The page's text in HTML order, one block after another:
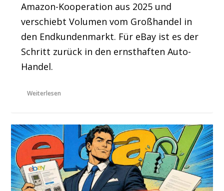
Amazon-Kooperation aus 2025 und
verschiebt Volumen vom Großhandel in
den Endkundenmarkt. Für eBay ist es der
Schritt zurück in den ernsthaften Auto-
Handel.
Weiterlesen